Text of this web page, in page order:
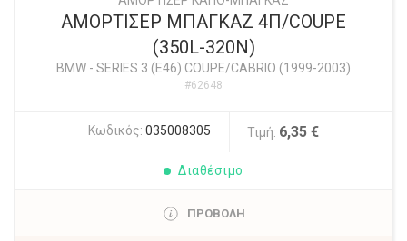
ΑΜΟΡΤΙΣΕΡ ΜΠΑΓΚΑΖ 4Π/COUPE
(350L-320N)
BMW - SERIES 3 (E46) COUPE/CABRIO (1999-2003)
#62648
Κωδικός: 035008305 Τιμή: 6,35 €
Διαθέσιμο
ΠΡΟΒΟΛΗ